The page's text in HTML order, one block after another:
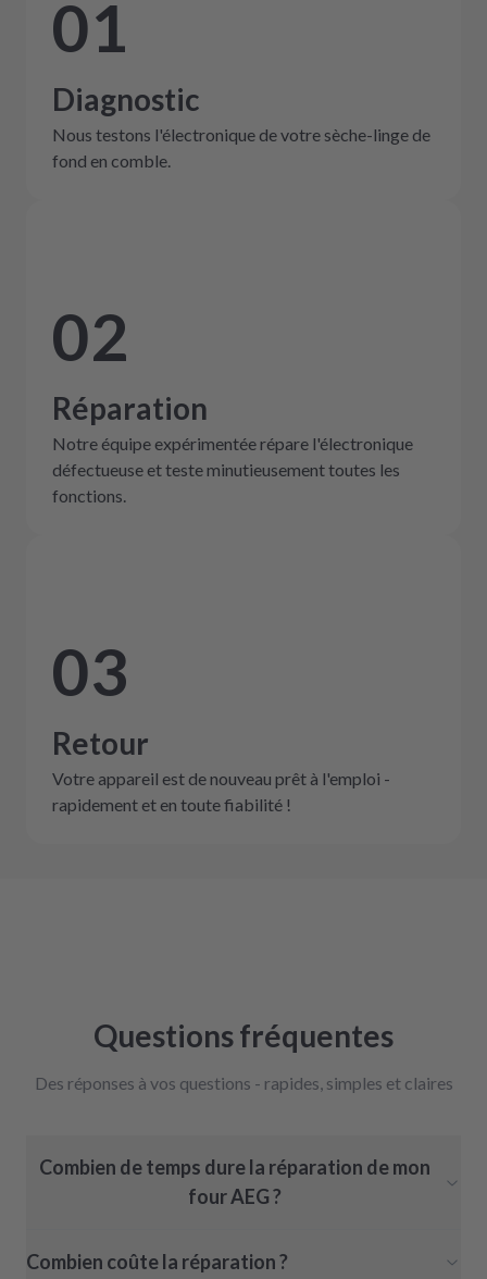
01
Diagnostic
Nous testons l'électronique de votre sèche-linge de
fond en comble.
02
Réparation
Notre équipe expérimentée répare l'électronique
défectueuse et teste minutieusement toutes les
fonctions.
03
Retour
Votre appareil est de nouveau prêt à l'emploi -
rapidement et en toute fiabilité !
Questions fréquentes
Des réponses à vos questions - rapides, simples et claires
Combien de temps dure la réparation de mon
four AEG ?
Combien coûte la réparation ?